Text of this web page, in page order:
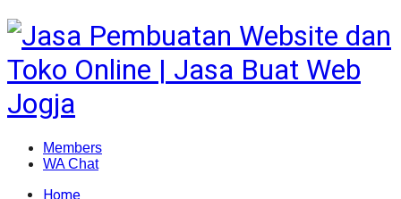
Members
WA Chat
Home